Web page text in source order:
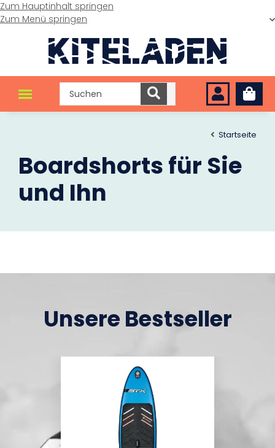
Zum Hauptinhalt springen
Zum Menü springen
Startseite
Boardshorts für Sie
und Ihn
Unsere Bestseller